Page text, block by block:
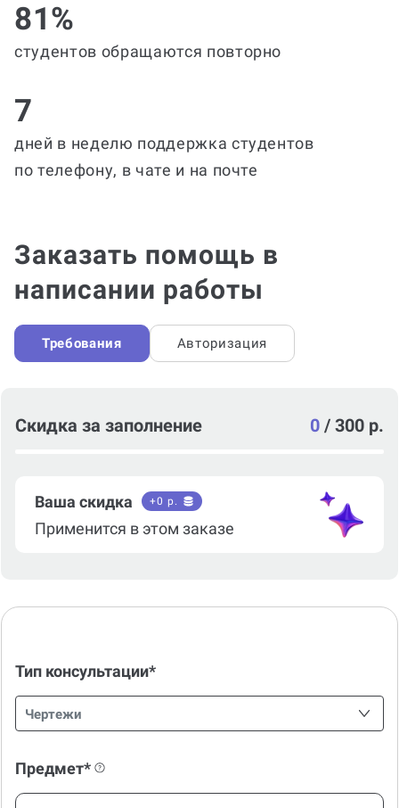
81%
студентов обращаются повторно
7
дней в неделю поддержка студентов
по телефону, в чате и на почте
Заказать помощь в
написании работы
Требования Авторизация
Скидка за заполнение 0 / 300 р.
Ваша скидка +0 р.
Применится в этом заказе
Тип консультации*
Чертежи
Предмет*